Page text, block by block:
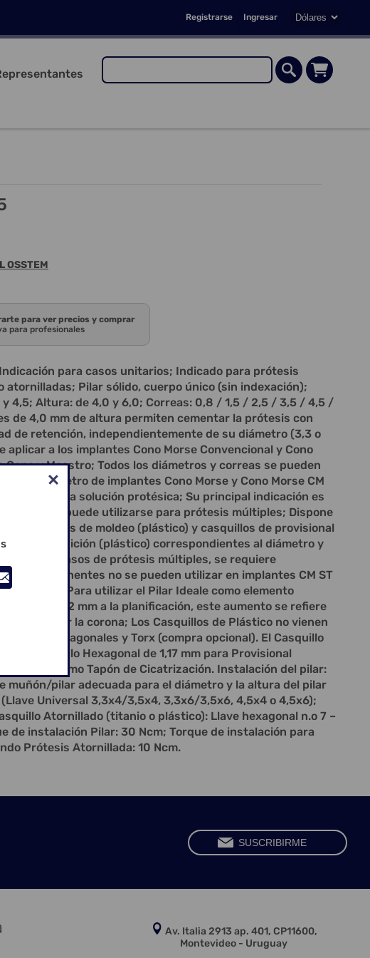
Registrarse Ingresar
OSSTEM
para ver precios y comprar
para profesionales
Indicación para casos unitarios; Indicado para prótesis
atornilladas; Pilar sólido, cuerpo único (sin indexación);
y 4,5; Altura: de 4,0 y 6,0; Correas: 0,8 / 1,5 / 2,5 / 3,5 / 4,5 /
de 4,0 mm de altura permiten cementar la prótesis con
de retención, independientemente de su diámetro (3,3 o
aplicar a los implantes Cono Morse Convencional y Cono
Cone y Maestro; Todos los diámetros y correas se pueden
diámetro de implantes Cono Morse y Cono Morse CM
facilitando la solución protésica; Su principal indicación es
y puede utilizarse para prótesis múltiples; Dispone
transferentes de moldeo (plástico) y casquillos de provisional
y fundición (plástico) correspondientes al diámetro y
En casos de prótesis múltiples, se requiere
componentes no se pueden utilizar en implantes CM ST
5 y 6 mm; Para utilizar el Pilar Ideale como elemento
agregar 2 mm a la planificación, este aumento se refiere
para fijar la corona; Los Casquillos de Plástico no vienen
tornillos Hexagonales y Torx (compra opcional). El Casquillo
un Tornillo Hexagonal de 1,17 mm para Provisional
para usar como Tapón de Cicatrización. Instalación del pilar:
muñón/pilar adecuada para el diámetro y la altura del pilar
Universal 3,3x4/3,5x4, 3,3x6/3,5x6, 4,5x4 o 4,5x6);
Atornillado (titanio o plástico): Llave hexagonal n.o 7 –
de instalación Pilar: 30 Ncm; Torque de instalación para
Prótesis Atornillada: 10 Ncm.
Av. Italia 2913 ap. 401, CP11600,
Montevideo - Uruguay